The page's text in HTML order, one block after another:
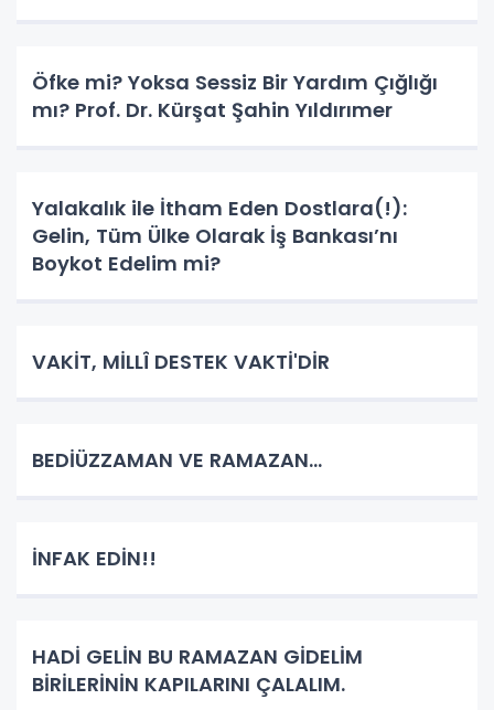
Öfke mi? Yoksa Sessiz Bir Yardım Çığlığı
mı? Prof. Dr. Kürşat Şahin Yıldırımer
Yalakalık ile İtham Eden Dostlara(!):
Gelin, Tüm Ülke Olarak İş Bankası’nı
Boykot Edelim mi?
VAKİT, MİLLÎ DESTEK VAKTİ'DİR
BEDİÜZZAMAN VE RAMAZAN...
İNFAK EDİN!!
HADİ GELİN BU RAMAZAN GİDELİM
BİRİLERİNİN KAPILARINI ÇALALIM.